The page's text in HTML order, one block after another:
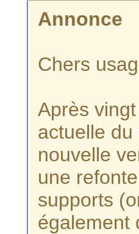
Annonce
Chers
Après
actuelle
nouvelle
une
supports
également